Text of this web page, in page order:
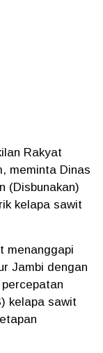
Rakyat
meminta Dinas
(Disbunakan)
kelapa sawit
menanggapi
Jambi dengan
kelapa sawit